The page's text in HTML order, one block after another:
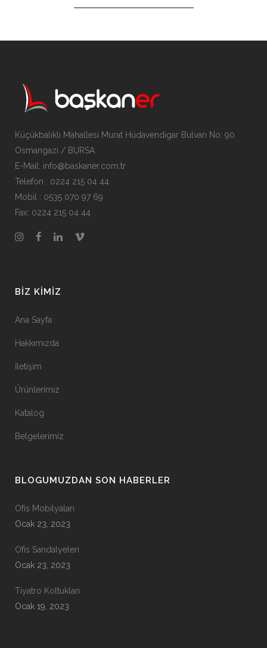
Küçükbalıklı Mahallesi Murat Hüdavendigar Bulvarı No: 90
Osmangazi / BURSA
E-Mail: info@baskaner.com.tr
Telefon : 0224 215 04 44
Mobil : 0535 070 97 69
Fax: 0224 215 04 44
BIZ KIMIZ
Ana Sayfa
Hakkımızda
İletişim
Ürünlerimiz
Katalog
Belgelerimiz
BLOGUMUZDAN SON HABERLER
Ofis Mobilyaları
Ocak 23, 2023
Ofis Sandalyeleri
Ocak 23, 2023
Tiyatro Koltukları
Ocak 19, 2023